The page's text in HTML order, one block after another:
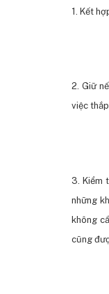
1. Kết
2. Giữ
việc
3. Kiểm
những
không
cũng